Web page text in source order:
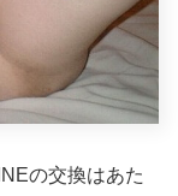
の交換はあた